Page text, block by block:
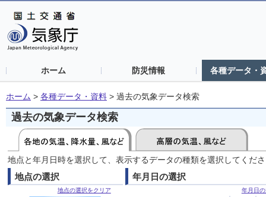
ホーム 防災情報 各種データ・
ホーム > 各種データ・資料 > 過去の気象データ検索
過去の気象データ検索
地点と年月日時を選択して、表示するデータの種類を選択してくだ
地点の選択
地点の選択をクリア
年月日の選択
年月日